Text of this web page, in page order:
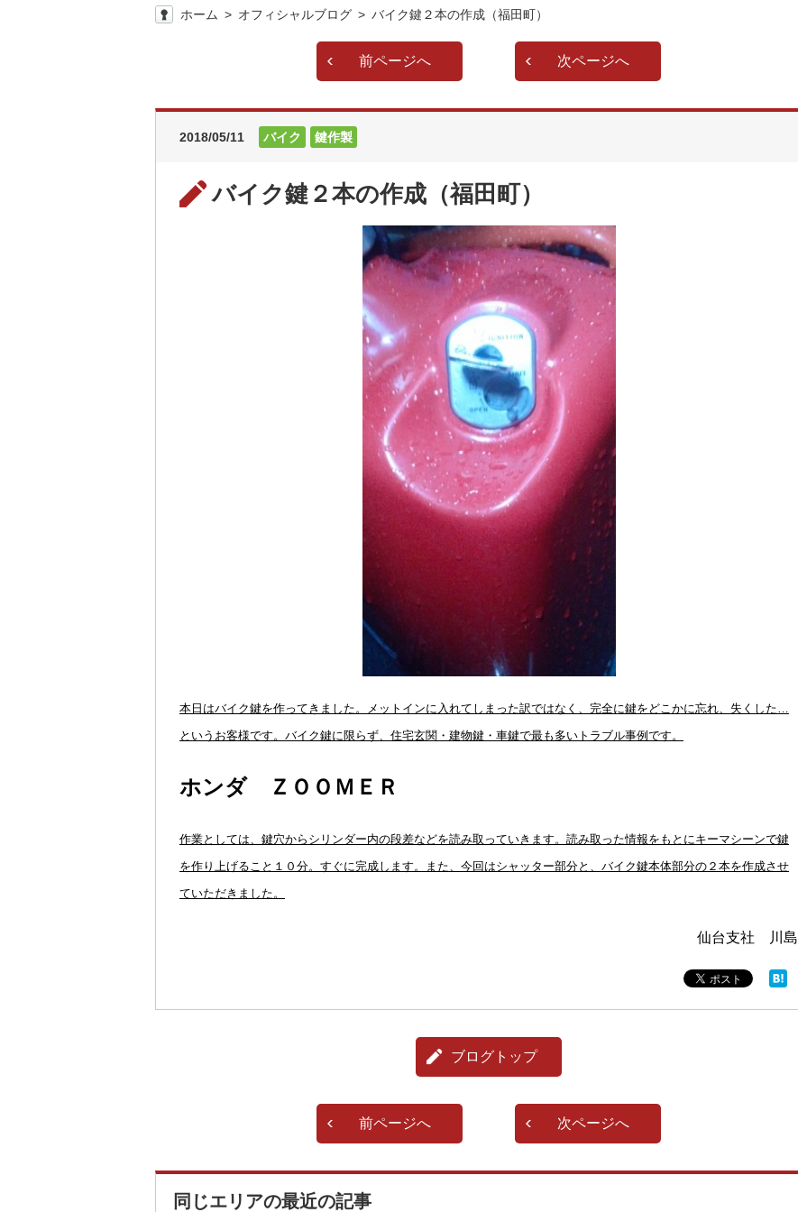
ホーム オフィシャルブログ バイク鍵２本の作成（福田町）
前ページへ 次ページへ
2018/05/11 バイク 鍵作製
バイク鍵２本の作成（福田町）
本日はバイク鍵を作ってきました。メットインに入れてしまった訳ではなく、完全に鍵をどこかに忘れ、失くした…
というお客様です。バイク鍵に限らず、住宅玄関・建物鍵・車鍵で最も多いトラブル事例です。
ホンダ ＺＯＯＭＥＲ
作業としては、鍵穴からシリンダー内の段差などを読み取っていきます。読み取った情報をもとにキーマシーンで鍵
を作り上げること１０分。すぐに完成します。また、今回はシャッター部分と、バイク鍵本体部分の２本を作成させ
ていただきました。
仙台支社 川島
ブログトップ
前ページへ 次ページへ
同じエリアの最近の記事